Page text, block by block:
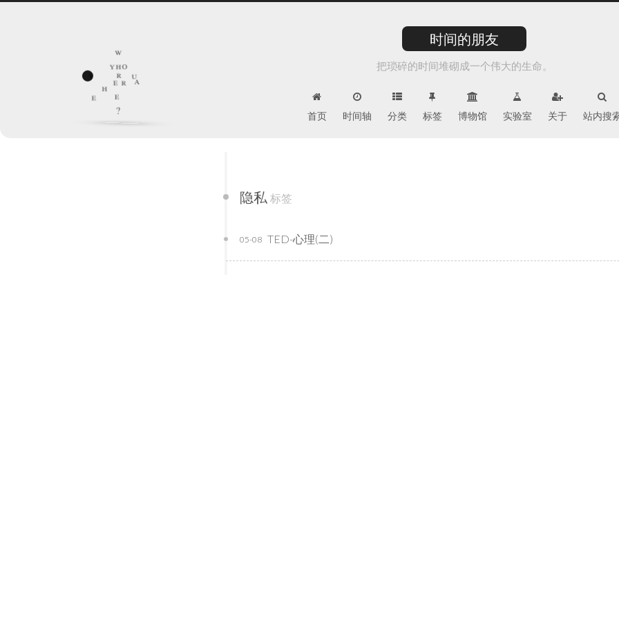
时间的朋友
把琐碎的时间堆砌成一个伟大的生命。
首页 时间轴 分类 标签 博物馆 实验室 关于 站内搜
w
h
y
y o
ua
r
e
h
e
r
e
?
隐私 标签
TED-心理(二)
05-08